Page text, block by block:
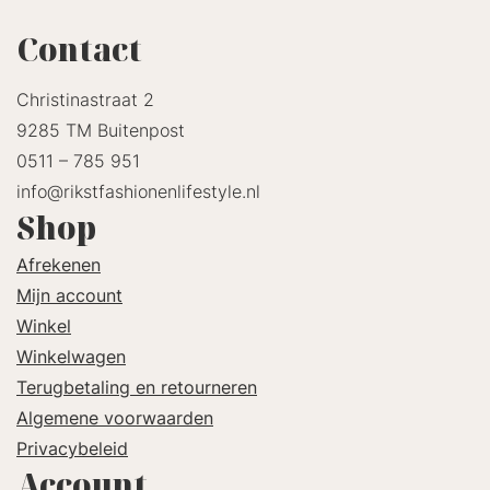
Contact
Christinastraat 2
9285 TM Buitenpost
0511 – 785 951
info@rikstfashionenlifestyle.nl
Shop
Afrekenen
Mijn account
Winkel
Winkelwagen
Terugbetaling en retourneren
Algemene voorwaarden
Privacybeleid